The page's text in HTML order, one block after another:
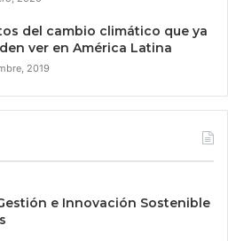
del cambio climático que ya
ver en América Latina
2019
e Innovación Sostenible